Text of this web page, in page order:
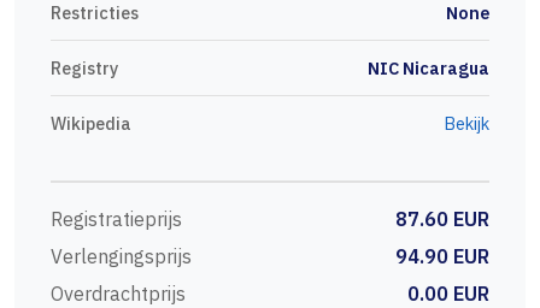
Restricties None
Registry NIC Nicaragua
Wikipedia Bekijk
Registratieprijs
87.60 EUR
Verlengingsprijs
94.90 EUR
Overdrachtprijs
0.00 EUR